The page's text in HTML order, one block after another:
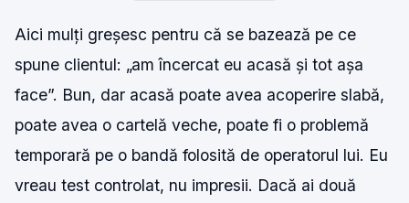
Aici mulți greșesc pentru că se bazează pe ce
spune clientul: „am încercat eu acasă și tot așa
face”. Bun, dar acasă poate avea acoperire slabă,
poate avea o cartelă veche, poate fi o problemă
temporară pe o bandă folosită de operatorul lui. Eu
vreau test controlat, nu impresii. Dacă ai două